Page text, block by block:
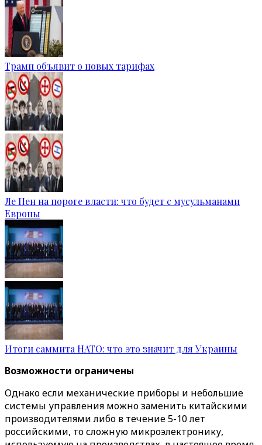
Трамп объявит о новых тарифах
Ле Пен на пороге власти: что будет с мусульманами
Европы
Итоги саммита НАТО: что это значит для Украины
Возможности ограничены
Однако если механические приборы и небольшие
системы управления можно заменить китайскими
производителями либо в течение 5-10 лет
российскими, то сложную микроэлектронику,